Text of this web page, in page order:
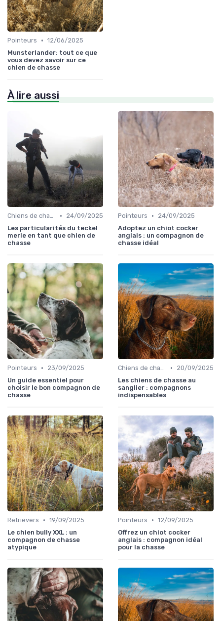
Pointeurs • 12/06/2025
Munsterlander: tout ce que
vous devez savoir sur ce
chien de chasse
À lire aussi
Chiens de chasse au sanglier •
24/09/2025
Les particularités du teckel
merle en tant que chien de
chasse
Pointeurs •
24/09/2025
Adoptez un chiot cocker
anglais : un compagnon de
chasse idéal
Pointeurs •
23/09/2025
Un guide essentiel pour
choisir le bon compagnon de
chasse
Chiens de chasse au sanglier •
20/09/2025
Les chiens de chasse au
sanglier : compagnons
indispensables
Retrievers • 19/09/2025
Le chien bully XXL : un
compagnon de chasse
atypique
Pointeurs • 12/09/2025
Offrez un chiot cocker
anglais : compagnon idéal
pour la chasse